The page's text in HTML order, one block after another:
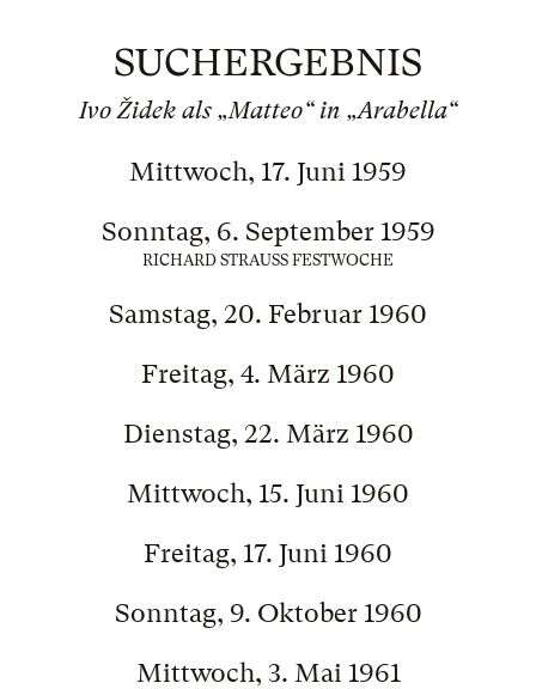
SUCHERGEBNIS
Ivo Židek als „Matteo“ in „Arabella“
Mittwoch, 17. Juni 1959
Sonntag, 6. September 1959
RICHARD STRAUSS FESTWOCHE
Samstag, 20. Februar 1960
Freitag, 4. März 1960
Dienstag, 22. März 1960
Mittwoch, 15. Juni 1960
Freitag, 17. Juni 1960
Sonntag, 9. Oktober 1960
Mittwoch, 3. Mai 1961